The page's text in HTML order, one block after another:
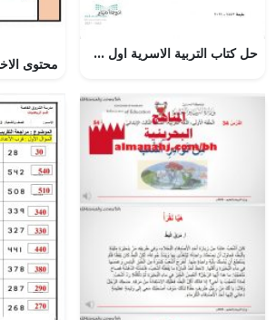
حل كتاب التربية الاسرية اول متوسط الفصل الاول – المنهاج السعودي